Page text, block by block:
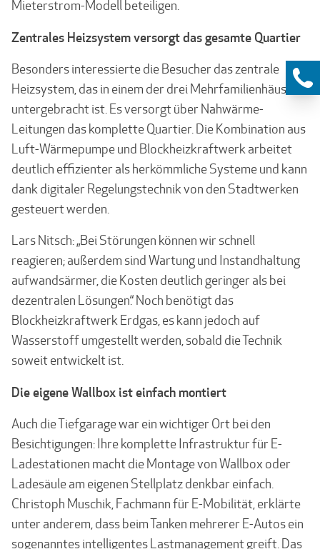
Mieterstrom-Modell beteiligen.
Zentrales Heizsystem versorgt das gesamte Quartier
Besonders interessierte die Besucher das zentrale
Heizsystem, das in einem der drei Mehr­familienhäuser
untergebracht ist. Es versorgt über Nahwärme-
Leitungen das komplette Quartier. Die Kombination aus
Luft-Wärmepumpe und Block­heizkraftwerk arbeitet
deutlich effizienter als herkömmliche Systeme und kann
dank digi­taler Regelungstechnik von den Stadtwerken
gesteuert werden.
Lars Nitsch: „Bei Störungen können wir schnell
reagieren; außerdem sind Wartung und In­standhaltung
aufwandsärmer, die Kosten deutlich geringer als bei
dezentralen Lösungen.“ Noch benötigt das
Blockheizkraftwerk Erdgas, es kann jedoch auf
Wasserstoff umgestellt werden, sobald die Technik
soweit entwickelt ist.
Die eigene Wallbox ist einfach montiert
Auch die Tiefgarage war ein wichtiger Ort bei den
Besichtigungen: Ihre komplette Infra­struktur für E-
Ladestationen macht die Montage von Wallbox oder
Lade­säule am eigenen Stellplatz denkbar einfach.
Christoph Muschik, Fachmann für E-Mobilität, erklärte
unter anderem, dass beim Tanken mehrerer E-Autos ein
sogenanntes intelli­gentes Lastmanage­ment greift. Das